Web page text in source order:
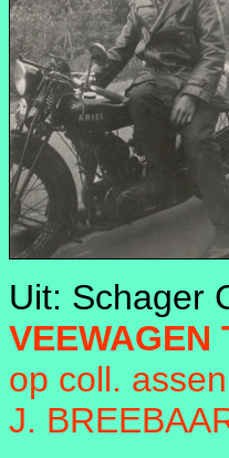
Uit: Schager
VEEWAGEN
op coll.
J.